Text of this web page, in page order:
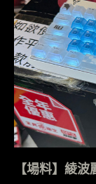
【場料】綾